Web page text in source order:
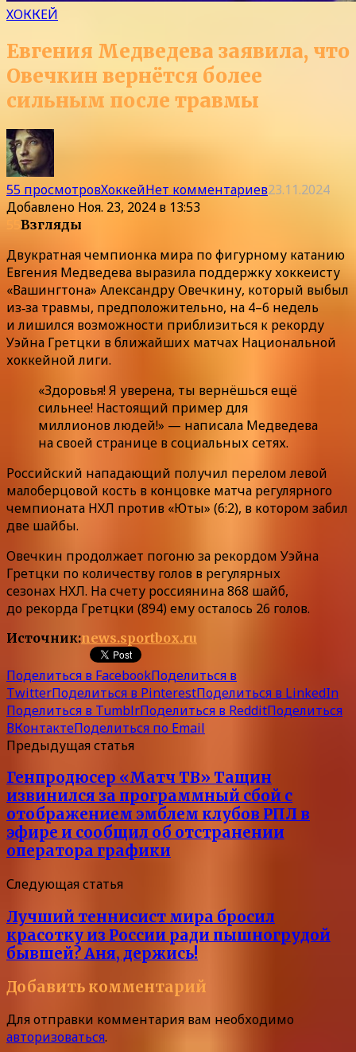
ХОККЕЙ
Евгения Медведева заявила, что
Овечкин вернётся более
сильным после травмы
55 просмотровХоккейНет комментариев23.11.2024
Добавлено Ноя. 23, 2024 в 13:53
Взгляды
Двукратная чемпионка мира по фигурному катанию
Евгения Медведева выразила поддержку хоккеисту
«Вашингтона» Александру Овечкину, который выбыл
из‑за травмы, предположительно, на 4–6 недель
и лишился возможности приблизиться к рекорду
Уэйна Гретцки в ближайших матчах Национальной
хоккейной лиги.
«Здоровья! Я уверена, ты вернёшься ещё
сильнее! Настоящий пример для
миллионов людей!» — написала Медведева
на своей странице в социальных сетях.
Российский нападающий получил перелом левой
малоберцовой кость в концовке матча регулярного
чемпионата НХЛ против «Юты» (6:2), в котором забил
две шайбы.
Овечкин продолжает погоню за рекордом Уэйна
Гретцки по количеству голов в регулярных
сезонах НХЛ. На счету россиянина 868 шайб,
до рекорда Гретцки (894) ему осталось 26 голов.
Источник:news.sportbox.ru
Поделиться в FacebookПоделиться в
TwitterПоделиться в PinterestПоделиться в LinkedIn
Поделиться в TumblrПоделиться в RedditПоделиться
ВКонтактеПоделиться по Email
Предыдущая статья
Генпродюсер «Матч ТВ» Тащин
извинился за программный сбой с
отображением эмблем клубов РПЛ в
эфире и сообщил об отстранении
оператора графики
Следующая статья
Лучший теннисист мира бросил
красотку из России ради пышногрудой
бывшей? Аня, держись!
Добавить комментарий
Для отправки комментария вам необходимо
авторизоваться.